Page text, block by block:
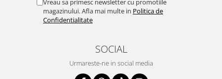
Vreau sa primesc newsletter cu promotiile
magazinului. Afla mai multe in Politica de
Confidentialitate
SOCIAL
Urmareste-ne in social media